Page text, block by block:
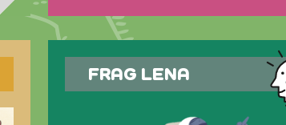
FRAG LENA